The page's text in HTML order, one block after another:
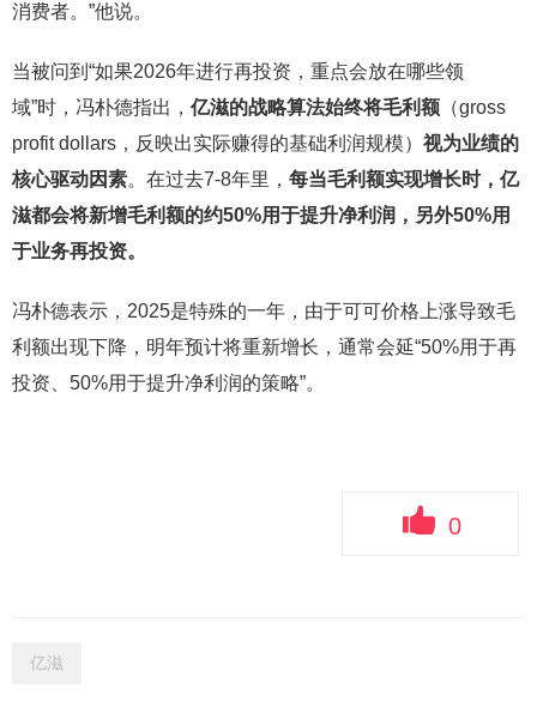
消费者。”他说。
当被问到“如果2026年进行再投资，重点会放在哪些领
域”时，冯朴德指出， 亿滋的战略算法始终将毛利额 （gross
profit dollars，反映出实际赚得的基础利润规模） 视为业绩的
核心驱动因素。在过去7-8年里， 每当毛利额实现增长时，亿
滋都会将新增毛利额的约50%用于提升净利润，另外50%用
于业务再投资。
冯朴德表示，2025是特殊的一年，由于可可价格上涨导致毛
利额出现下降，明年预计将重新增长，通常会延“50%用于再
投资、50%用于提升净利润的策略”。
0
亿滋